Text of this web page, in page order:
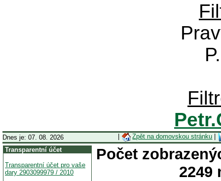
Dnes je: 07. 08. 2026 Zpět na domovskou stránku
Transparentní účet
Transparentní účet pro vaše
dary 2903099979 / 2010
Počet
2249